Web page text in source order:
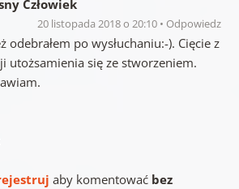
Człowiek
20 listopada 2018 o 20:10 Odpowiedz
odebrałem po wysłuchaniu:-). Cięcie z
utożsamienia się ze stworzeniem.
aby komentować bez